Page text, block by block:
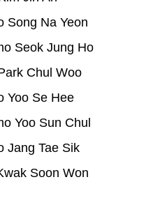
Song Na Yeon
Seok Jung Ho
Chul Woo
Yoo Se Hee
Yoo Sun Chul
Jang Tae Sik
Soon Won